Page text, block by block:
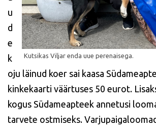
u
d
e
k
oju läinud koer sai kaasa
kinkekaarti väärtuses 50 eurot.
kogus Südameapteek annetusi
tarvete ostmiseks.